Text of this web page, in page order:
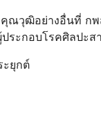
ณวุฒิอย่างอื่นที่ กพ
ระกอบโรคศิลปะ
ะยุกต์